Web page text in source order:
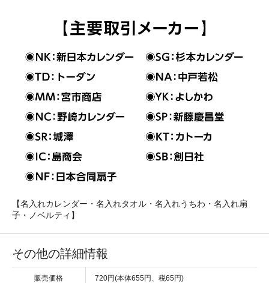
【名入れカレンダー・名入れタオル・名入れうちわ・名入れ扇
子・ノベルティ】
その他の詳細情報
販売価格 720円(本体655円、税65円)